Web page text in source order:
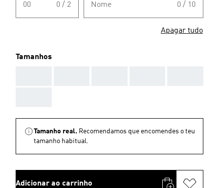
00 0 / 2 Nome 0 / 10
Apagar tudo
Tamanhos
Tamanho real. Recomendamos que encomendes o teu
tamanho habitual.
Adicionar ao carrinho